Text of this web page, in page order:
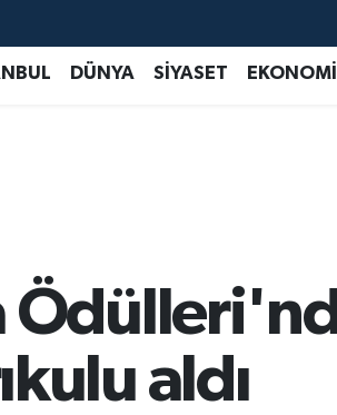
DÜNYA SİYASET EKONOMİ
aldı